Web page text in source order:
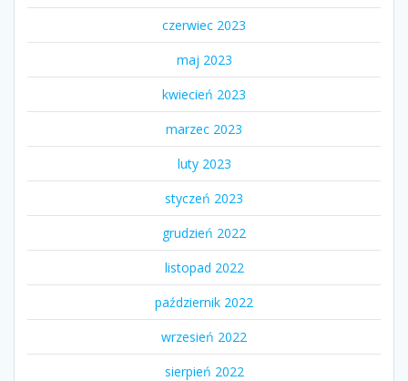
czerwiec 2023
maj 2023
kwiecień 2023
marzec 2023
luty 2023
styczeń 2023
grudzień 2022
listopad 2022
październik 2022
wrzesień 2022
sierpień 2022